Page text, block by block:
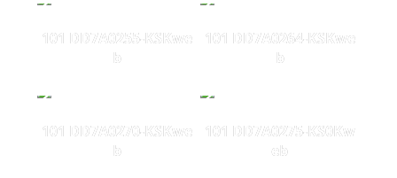
101 DD7A0255-KSKwe
b
101 DD7A0264-KSKwe
b
101 DD7A0270-KSKwe
b
101 DD7A0275-KS0Kw
eb